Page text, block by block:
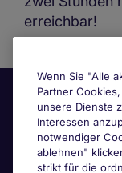
erreichbar!
Wenn Sie "Alle
Partner
unsere Dienste
Interessen
notwendiger
ablehnen"
strikt für die